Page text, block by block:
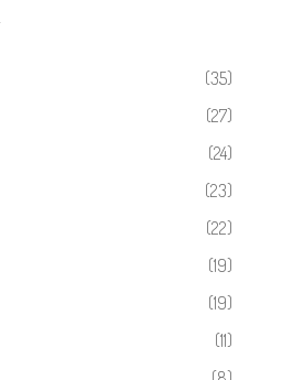
(35)
(27)
(24)
(23)
(22)
(19)
(19)
(11)